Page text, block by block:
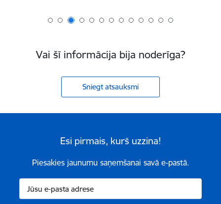
Vai šī informācija bija noderīga?
Sniegt atsauksmi
Esi pirmais, kurš uzzina!
Piesakies jaunumu saņemšanai savā e-pastā.